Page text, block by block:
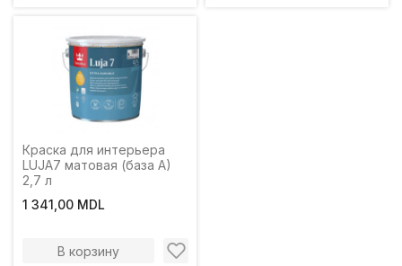
Краска для интерьера
LUJA7 матовая (база A)
2,7 л
1 341,00 MDL
В корзину